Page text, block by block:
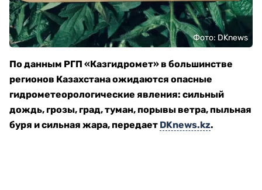
Фото: DKnews
По данным РГП «Казгидромет» в большинстве
регионов Казахстана ожидаются опасные
гидрометеорологические явления: сильный
дождь, грозы, град, туман, порывы ветра, пыльная
буря и сильная жара, передает DKnews.kz.